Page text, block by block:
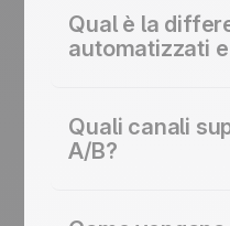
Qual è la
automatizzati
campagne una tantum
variante vincente. Il
blocco A/B Split nei
Quali canali
A/B?
(tono, lunghezza,